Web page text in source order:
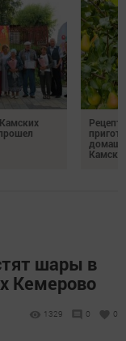
шары в
Кемерово
1329 0 0